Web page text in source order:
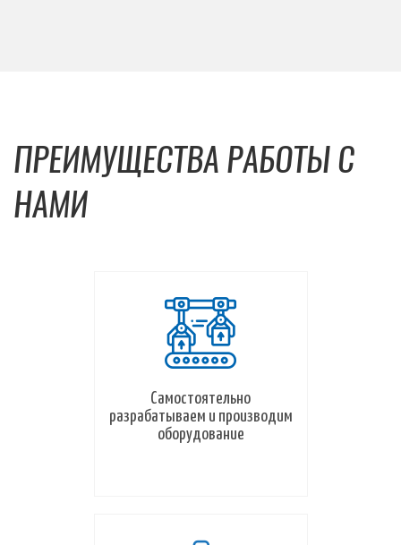
ПРЕИМУЩЕСТВА РАБОТЫ С
НАМИ
Самостоятельно
разрабатываем и производим
оборудование